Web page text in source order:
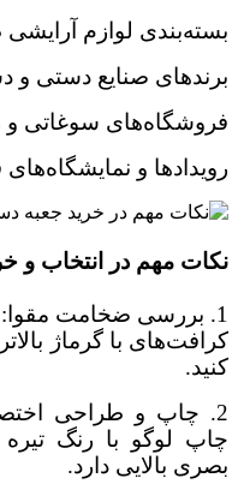
بسته‌بندی لوازم
برندهای صنایع دستی و
فروشگاه‌های سوغاتی
رویدادها و
نکات مهم در انتخاب و
1. بررسی ضخامت مقوا:
کنید.
2. چاپ و طراحی
چاپ لوگو با رنگ تیره
بصری بالایی دارد.